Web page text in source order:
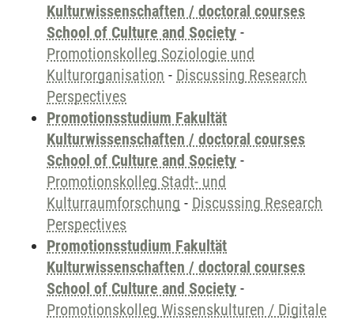
Kulturwissenschaften / doctoral courses
School of Culture and Society -
Promotionskolleg Soziologie und
Kulturorganisation - Discussing Research
Perspectives
Promotionsstudium Fakultät
Kulturwissenschaften / doctoral courses
School of Culture and Society -
Promotionskolleg Stadt- und
Kulturraumforschung - Discussing Research
Perspectives
Promotionsstudium Fakultät
Kulturwissenschaften / doctoral courses
School of Culture and Society -
Promotionskolleg Wissenskulturen / Digitale